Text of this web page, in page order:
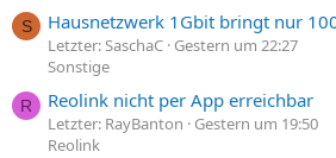
S Hausnetzwerk 1Gbit bringt nur
Letzter: SaschaC Gestern um 22:27
Sonstige
R Reolink nicht per App erreichbar
Letzter: RayBanton
Gestern um 19:50
Reolink